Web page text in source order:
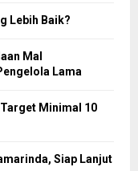
Lebih Baik?
Mal
Lama
Minimal 10
Siap Lanjut